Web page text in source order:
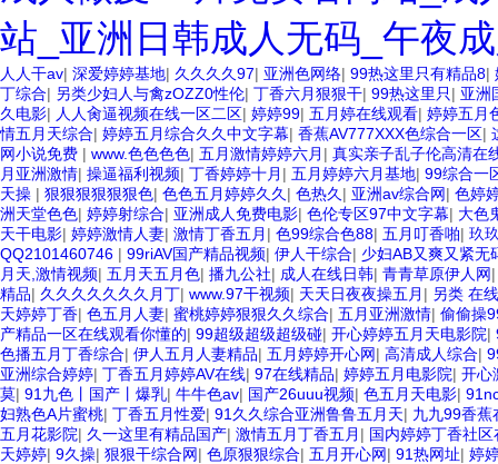
站_亚洲日韩成人无码_午夜
人人干av| 深爱婷婷基地| 久久久久97| 亚洲色网络| 99热这里只有精品8|
丁综合| 另类少妇人与禽zOZZ0性伦| 丁香六月狠狠干| 99热这里只 | 亚洲
久电影| 人人肏逼视频在线一区二区| 婷婷99| 五月婷在线观看| 婷婷五月
情五月天综合| 婷婷五月综合久久中文字幕| 香蕉AV777XXX色综合一区|
网小说免费 | www.色色色色| 五月激情婷婷六月 | 真实亲子乱子伦高清在
月亚洲激情| 操逼福利视频| 丁香婷婷十月 | 五月婷婷六月基地| 99综合一
天操 | 狠狠狠狠狠狠色| 色色五月婷婷久久 | 色热久 | 亚洲av综合网| 色婷
洲天堂色色| 婷婷射综合| 亚洲成人免费电影| 色伦专区97中文字幕| 大色
天干电影| 婷婷激情人妻| 激情丁香五月 | 色99综合色88| 五月叮香啪| 玖
QQ2101460746 | 99riAV国产精品视频| 伊人干综合| 少妇AB又爽又紧无
月天,激情视频| 五月天五月色| 播九公社| 成人在线日韩| 青青草原伊人网
精品| 久久久久久久久月丁| www.97干视频| 天天日夜夜操五月 | 另类 在线
天婷婷丁香| 色五月人妻| 蜜桃婷婷狠狠久久综合| 五月亚洲激情| 偷偷操
产精品一区在线观看你懂的| 99超级超级超级碰| 开心婷婷五月天电影院|
色播五月丁香综合| 伊人五月人妻精品| 五月婷婷开心网| 高清成人综合|
亚洲综合婷婷| 丁香五月婷婷AV在线| 97在线精品| 婷婷五月电影院| 开心
莫| 91九色丨国产丨爆乳| 牛牛色av| 国产26uuu视频| 色五月天电影|
妇熟色A片蜜桃| 丁香五月性爱| 91久久综合亚洲鲁鲁五月天| 九九99香蕉
五月花影院| 久一这里有精品国产| 激情五月丁香五月 | 国内婷婷丁香社区
天婷婷| 9久操| 狠狠干综合网| 色原狠狠综合| 五月开心网| 91热网址| 婷